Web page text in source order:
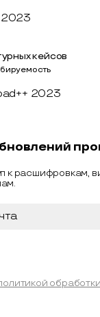
2023
кейсов
2023
к расшифровкам,